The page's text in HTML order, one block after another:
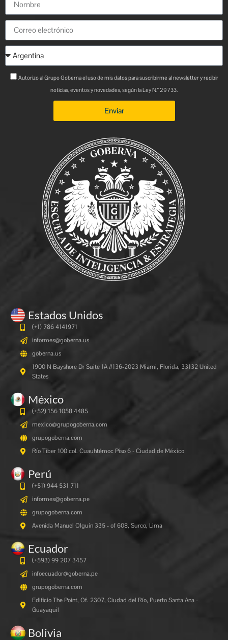
Autorizo al Grupo Goberna el uso de mis datos para suscribirme al newsletter y recibir
noticias, eventos y novedades, según la Ley N.° 29733.
Enviar
Estados Unidos
(+1) 786 4141971
informes@goberna.us
goberna.us
1900 N Bayshore Dr Suite 1A #136-2023 Miami, Florida, 33132 United
States
México
(+52) 156 1058 4485
mexico@grupogoberna.com
grupogoberna.com
Río Tiber 100 col. Cuauhtémoc Piso 6 - Ciudad de México
Perú
(+51) 944 531 711
informes@goberna.pe
grupogoberna.com
Avenida Manuel Olguín 335 - of 608, Surco, Lima
Ecuador
(+593) 99 207 3457
infoecuador@goberna.pe
grupogoberna.com
Edificio The Point, Of. 2307, Ciudad del Río, Puerto Santa Ana -
Guayaquil
Bolivia